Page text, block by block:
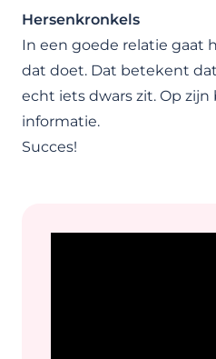
Hersenkronkels
In een goede relatie gaat
dat doet. Dat betekent
echt iets dwars zit. Op
informatie.
Succes!